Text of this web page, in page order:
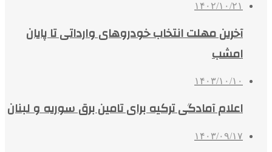
۱۴۰۲/۱۰/۲۱
آخرین مهلت انتخاب خودروهای وارداتی تا پایان
امشب
۱۴۰۳/۱۰/۱۰
اعلام آمادگی ترکیه برای تامین برق سوریه و لبنان
۱۴۰۳/۰۹/۱۷